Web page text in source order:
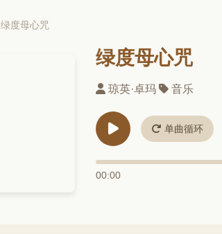
绿度母心咒
绿度母心咒
琼英·卓玛 音乐
单曲循环
00:00